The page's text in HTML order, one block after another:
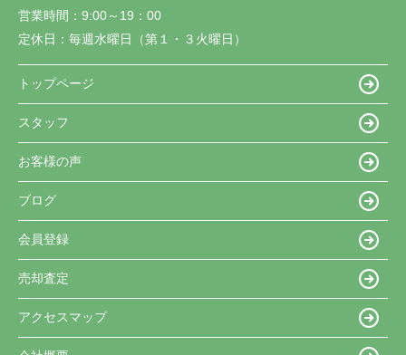
営業時間： 9:00～19：00
定休日： 毎週水曜日（第１・３火曜日）
トップページ
スタッフ
お客様の声
ブログ
会員登録
売却査定
アクセスマップ